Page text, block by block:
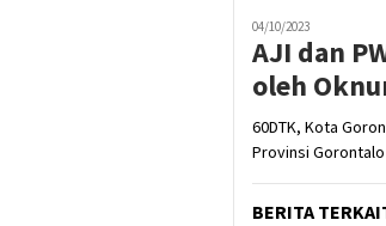
04/10/2023
AJI dan
oleh
60DTK, Kota
Provinsi
BERITA